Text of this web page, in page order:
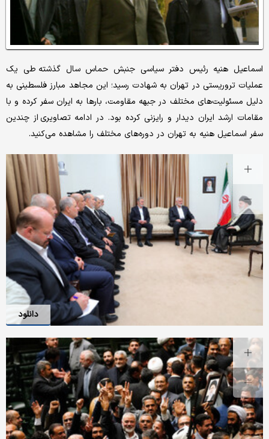
اسماعیل هنیه رئیس دفتر سیاسی جنبش حماس سال گذشته طی یک
عملیات تروریستی در تهران به شهادت رسید؛ این مجاهد مبارز فلسطینی به
دلیل مسئولیت‌های مختلف در جبهه مقاومت، بارها به ایران سفر کرده و با
مقامات ارشد ایران دیدار و رایزنی کرده بود. در ادامه تصاویری از چندین
سفر اسماعیل هنیه به تهران در دوره‌های مختلف را مشاهده می‌کنید.
دانلود